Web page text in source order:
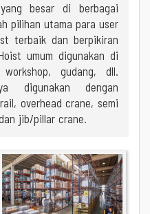
besar di berbagai
pilihan utama para user
terbaik dan berpikiran
umum digunakan di
gudang, dll.
digunakan dengan
overhead crane, semi
jib/pillar crane.